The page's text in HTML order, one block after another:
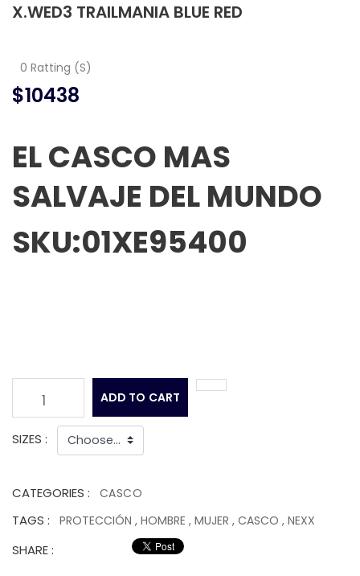
X.WED3 TRAILMANIA BLUE RED
0 Ratting (S)
$10438
EL CASCO MAS
SALVAJE DEL MUNDO
SKU:01XE95400
1 ADD TO CART
SIZES :
CATEGORIES : CASCO
TAGS : PROTECCIÓN , HOMBRE , MUJER , CASCO , NEXX
SHARE :